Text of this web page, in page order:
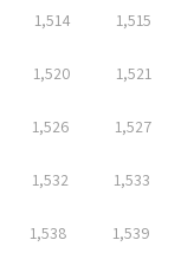
1,514 1,515
1,520 1,521
1,526 1,527
1,532 1,533
1,538 1,539